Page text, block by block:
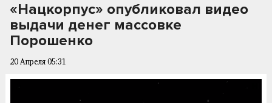
«Нацкорпус» опубликовал видео
выдачи денег массовке
Порошенко
20 Апреля 05:31